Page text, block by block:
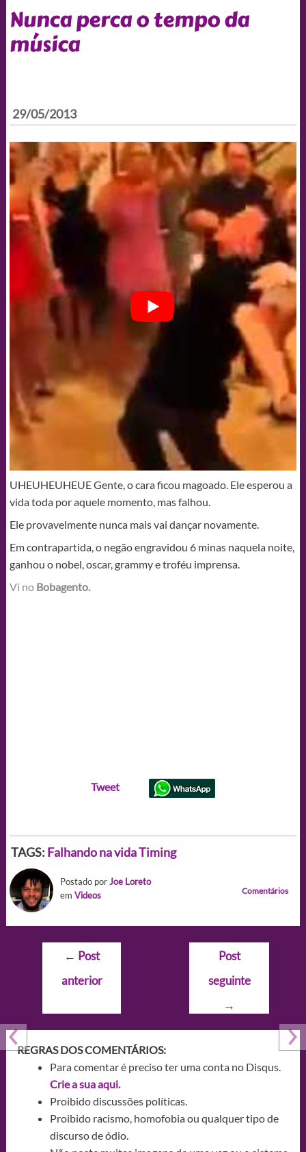
Nunca perca o tempo da
música
29/05/2013
UHEUHEUHEUE Gente, o cara ficou magoado. Ele esperou a
vida toda por aquele momento, mas falhou.
Ele provavelmente nunca mais vai dançar novamente.
Em contrapartida, o negão engravidou 6 minas naquela noite,
ganhou o nobel, oscar, grammy e troféu imprensa.
Vi no Bobagento.
Tweet
TAGS: Falhando na vidaTiming
Postado porJoe Loreto
em Videos Comentários
Navegação
Post
← Post
anterior
Post
seguinte
→
REGRAS DOS COMENTÁRIOS:
Para comentar é preciso ter uma conta no Disqus.
Crie a sua aqui.
Proibido discussões políticas.
Proibido racismo, homofobia ou qualquer tipo de
discurso de ódio.